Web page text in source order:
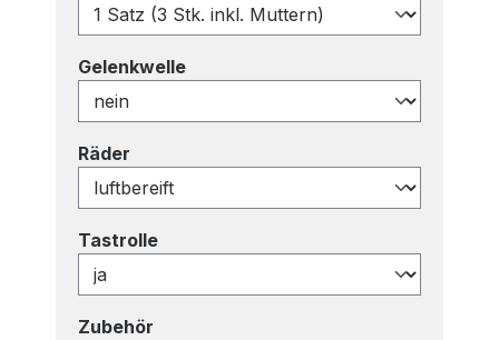
Gelenkwelleauswählen
Räder
Tastrolleauswählen
Zubehör